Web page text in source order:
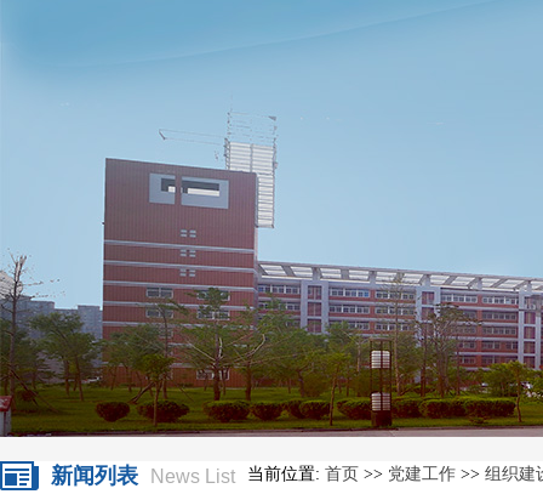
新闻列表 News List 当前位置: 首页 >> 党建工作 >> 组织建